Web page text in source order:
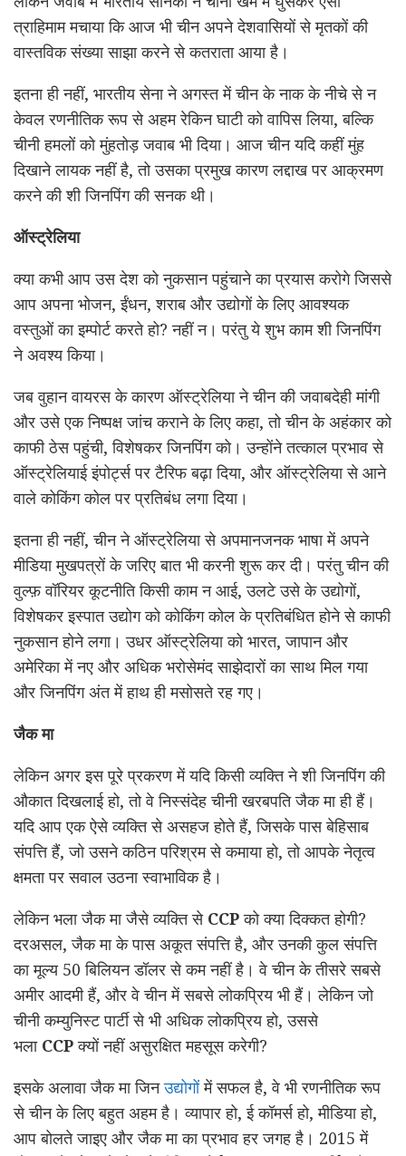
त्राहिमाम मचाया कि आज भी चीन अपने देशवासियों से मृतकों की
वास्तविक संख्या साझा करने से कतराता आया है।
इतना ही नहीं, भारतीय सेना ने अगस्त में चीन के नाक के नीचे से न
केवल रणनीतिक रूप से अहम रेकिन घाटी को वापिस लिया, बल्कि
चीनी हमलों को मुंहतोड़ जवाब भी दिया। आज चीन यदि कहीं मुंह
दिखाने लायक नहीं है, तो उसका प्रमुख कारण लद्दाख पर आक्रमण
करने की शी जिनपिंग की सनक थी।
ऑस्ट्रेलिया
क्या कभी आप उस देश को नुकसान पहुंचाने का प्रयास करोगे जिससे
आप अपना भोजन, ईंधन, शराब और उद्योगों के लिए आवश्यक
वस्तुओं का इम्पोर्ट करते हो? नहीं न। परंतु ये शुभ काम शी जिनपिंग
ने अवश्य किया।
जब वुहान वायरस के कारण ऑस्ट्रेलिया ने चीन की जवाबदेही मांगी
और उसे एक निष्पक्ष जांच कराने के लिए कहा, तो चीन के अहंकार को
काफी ठेस पहुंची, विशेषकर जिनपिंग को। उन्होंने तत्काल प्रभाव से
ऑस्ट्रेलियाई इंपोर्ट्स पर टैरिफ बढ़ा दिया, और ऑस्ट्रेलिया से आने
वाले कोकिंग कोल पर प्रतिबंध लगा दिया।
इतना ही नहीं, चीन ने ऑस्ट्रेलिया से अपमानजनक भाषा में अपने
मीडिया मुखपत्रों के जरिए बात भी करनी शुरू कर दी। परंतु चीन की
वुल्फ़ वॉरियर कूटनीति किसी काम न आई, उलटे उसे के उद्योगों,
विशेषकर इस्पात उद्योग को कोकिंग कोल के प्रतिबंधित होने से काफी
नुकसान होने लगा। उधर ऑस्ट्रेलिया को भारत, जापान और
अमेरिका में नए और अधिक भरोसेमंद साझेदारों का साथ मिल गया
और जिनपिंग अंत में हाथ ही मसोसते रह गए।
जैक मा
लेकिन अगर इस पूरे प्रकरण में यदि किसी व्यक्ति ने शी जिनपिंग की
औकात दिखलाई हो, तो वे निस्संदेह चीनी खरबपति जैक मा ही हैं।
यदि आप एक ऐसे व्यक्ति से असहज होते हैं, जिसके पास बेहिसाब
संपत्ति हैं, जो उसने कठिन परिश्रम से कमाया हो, तो आपके नेतृत्व
क्षमता पर सवाल उठना स्वाभाविक है।
लेकिन भला जैक मा जैसे व्यक्ति से CCPको क्या दिक्कत होगी?
दरअसल, जैक मा के पास अकूत संपत्ति है, और उनकी कुल संपत्ति
का मूल्य 50 बिलियन डॉलर से कम नहीं है। वे चीन के तीसरे सबसे
अमीर आदमी हैं, और वे चीन में सबसे लोकप्रिय भी हैं। लेकिन जो
चीनी कम्युनिस्ट पार्टी से भी अधिक लोकप्रिय हो, उससे
भला CCPक्यों नहीं असुरक्षित महसूस करेगी?
इसके अलावा जैक मा जिनउद्योगोंमें सफल है, वे भी रणनीतिक रूप
से चीन के लिए बहुत अहम है। व्यापार हो, ई कॉमर्स हो, मीडिया हो,
आप बोलते जाइए और जैक मा का प्रभाव हर जगह है। 2015 में